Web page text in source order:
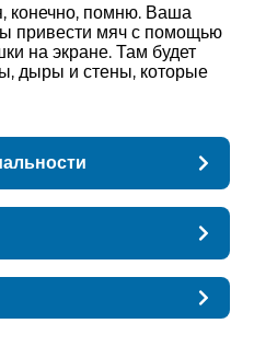
конечно, помню. Ваша
привести мяч с помощью
на экране. Там будет
дыры и стены, которые